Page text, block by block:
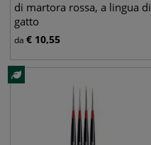
di martora rossa, a lingua di
gatto
da € 10,55